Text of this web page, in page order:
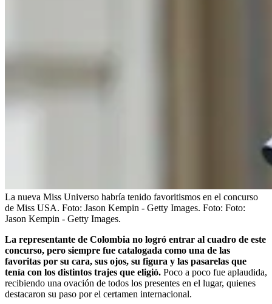
La nueva Miss Universo habría tenido favoritismos en el concurso
de Miss USA. Foto: Jason Kempin - Getty Images. Foto: Foto:
Jason Kempin - Getty Images.
La representante de Colombia no logró entrar al cuadro de este
concurso, pero siempre fue catalogada como una de las
favoritas por su cara, sus ojos, su figura y las pasarelas que
tenía con los distintos trajes que eligió. Poco a poco fue aplaudida,
recibiendo una ovación de todos los presentes en el lugar, quienes
destacaron su paso por el certamen internacional.